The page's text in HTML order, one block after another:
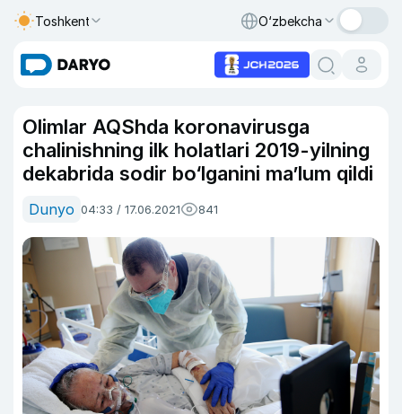
Toshkent O‘zbekcha
Olimlar AQShda koronavirusga
chalinishning ilk holatlari 2019-yilning
dekabrida sodir bo‘lganini ma’lum qildi
Dunyo 04:33 / 17.06.2021 841